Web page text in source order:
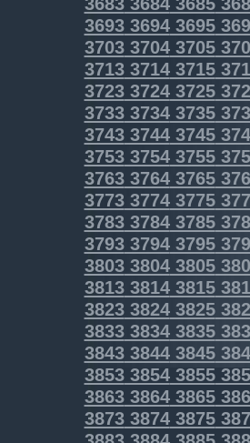
369336943695
370337043705
371337143715
372337243725
373337343735
374337443745
375337543755
376337643765
377337743775
378337843785
379337943795
380338043805
381338143815
382338243825
383338343835
384338443845
385338543855
386338643865
387338743875